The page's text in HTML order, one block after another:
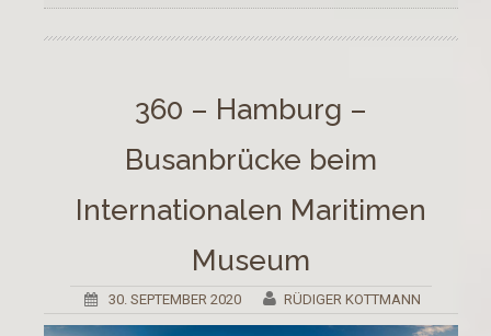
360 – Hamburg –
Busanbrücke beim
Internationalen Maritimen
Museum
30. SEPTEMBER 2020 RÜDIGER KOTTMANN